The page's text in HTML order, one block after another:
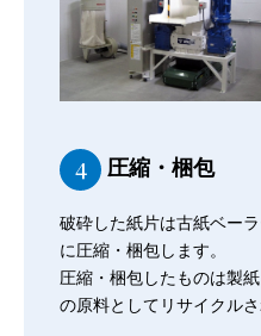
4 圧縮・梱包
破砕した紙片は古紙ベー
に圧縮・梱包します。
圧縮・梱包したものは製
の原料としてリサイクルさ